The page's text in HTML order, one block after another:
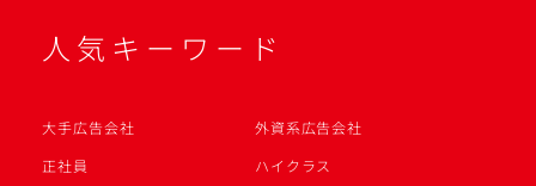
人気キーワード
大手広告会社
外資系広告会社
正社員
ハイクラス